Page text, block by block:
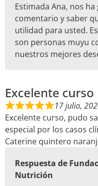
Estimada Ana, nos
comentario y saber
utilidad para usted.
son personas muyu
nuestros mejores
Excelente curso
17 julio,
Excelente curso, pudo
especial por los casos
Caterine quintero
Respuesta de
Nutrición